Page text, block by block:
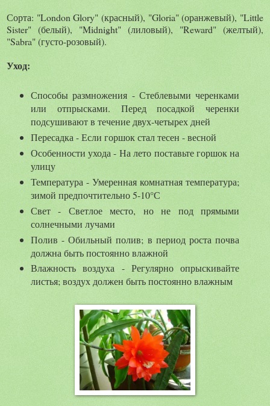
Сорта: "London Glory" (красный), "Gloria" (оранжевый), "Little
Sister" (белый), "Midnight" (лиловый), "Reward" (желтый),
"Sabra" (густо-розовый).
Уход:
Способы размножения - Стеблевыми черенками
или отпрысками. Перед посадкой черенки
подсушивают в течение двух-четырех дней
Пересадка - Если горшок стал тесен - весной
Особенности ухода - На лето поставьте горшок на
улицу
Температура - Умеренная комнатная температура;
зимой предпочтительно 5-10°С
Свет - Светлое место, но не под прямыми
солнечными лучами
Полив - Обильный полив; в период роста почва
должна быть постоянно влажной
Влажность воздуха - Регулярно опрыскивайте
листья; воздух должен быть постоянно влажным